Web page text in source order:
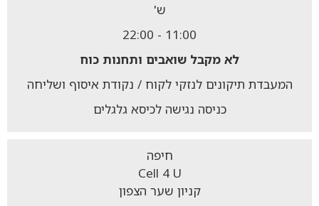
ש'
11:00 - 22:00
לא מקבל שואבים ותחנות כוח
המעבדת תיקונים לנזקי לקוח / נקודת איסוף ושליחה
כניסה נגישה לכיסא גלגלים
חיפה
Cell 4 U
קניון שער הצפון